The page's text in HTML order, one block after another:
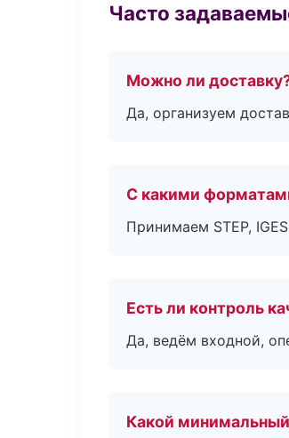
Часто
Можно ли
Да, организуем
С какими
Принимаем STEP,
Есть ли контроль
Да, ведём входной,
Какой